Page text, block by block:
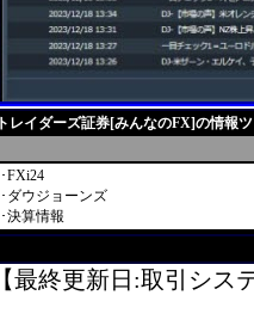
トレイダーズ証券[みんなのFX]の情報
･FXi24
･ダウジョーンズ
･決算情報
【最終更新日:取引シス